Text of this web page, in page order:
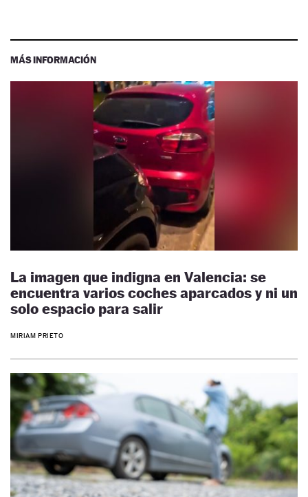
MÁS INFORMACIÓN
La imagen que indigna en Valencia: se
encuentra varios coches aparcados y ni un
solo espacio para salir
MIRIAM PRIETO